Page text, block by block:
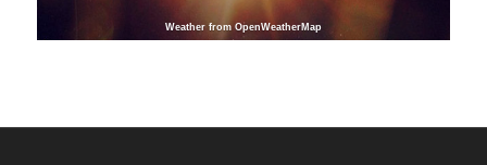
Weather from OpenWeatherMap